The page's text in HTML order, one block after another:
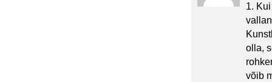
1.
olla,
võib